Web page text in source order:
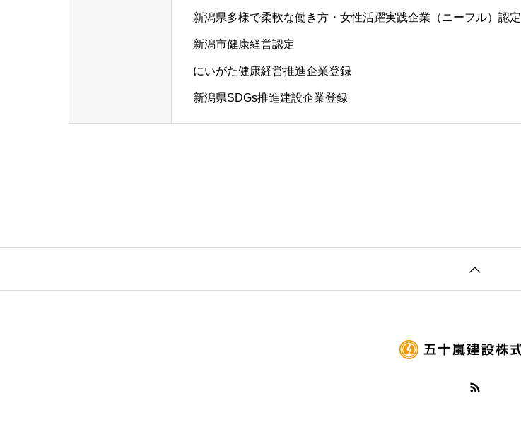
新潟県多様で柔軟な働き方・女性活躍実践企業（ニーフル）認定
新潟市健康経営認定
にいがた健康経営推進企業登録
新潟県SDGs推進建設企業登録